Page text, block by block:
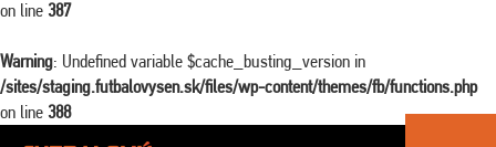
on line 387
Warning: Undefined variable $cache_busting_version in
/sites/staging.futbalovysen.sk/files/wp-content/themes/fb/functions.php
on line 388